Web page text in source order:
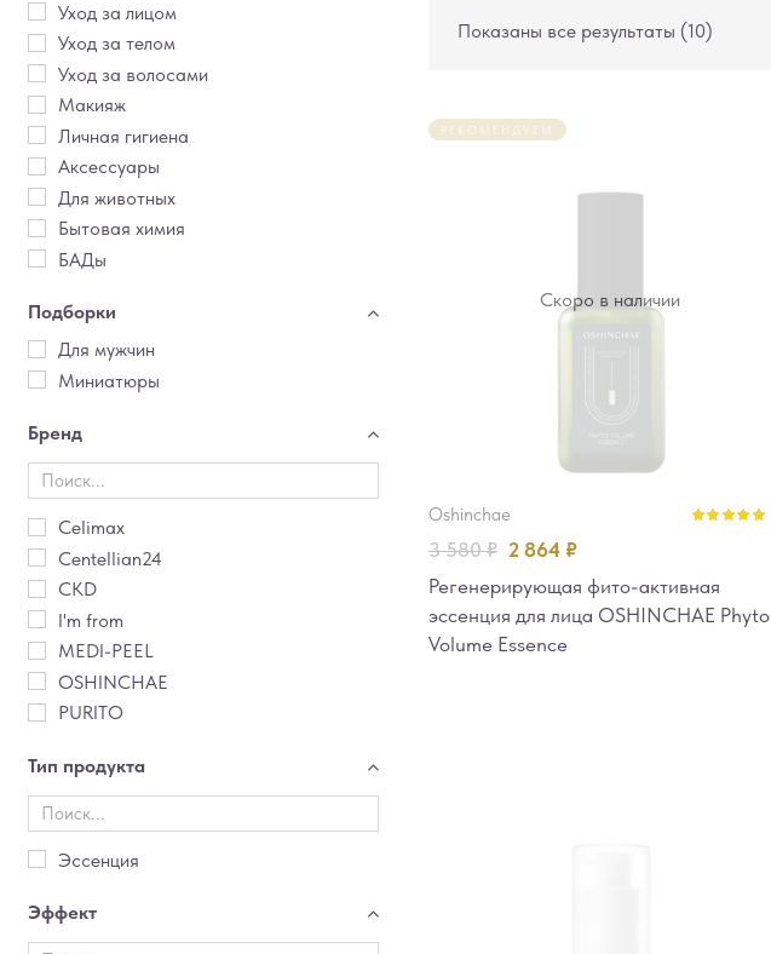
Уход за лицом
Уход за телом
Уход за волосами
Макияж
Личная гигиена
Аксессуары
Для животных
Бытовая химия
БАДы
Подборки
Для мужчин
Миниатюры
Бренд
Celimax
Centellian24
CKD
I'm from
MEDI-PEEL
OSHINCHAE
PURITO
Тип продукта
Эссенция
Эффект
Показаны все результаты (10)
Скоро в наличии
РЕКОМЕНДУЕМ
oshinchae
3 580₽ 2 864 ₽
Регенерирующая фито-активная
эссенция для лица OSHINCHAE Phyto
Volume Essence